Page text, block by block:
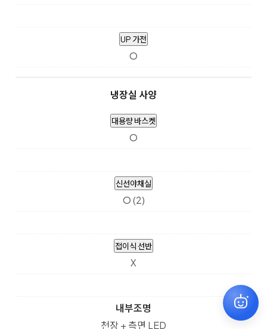
UP 가전
O
냉장실 사양
대용량 바스켓
O
신선야채실
O (2)
접이식 선반
X
내부조명
천장 + 측면 LED